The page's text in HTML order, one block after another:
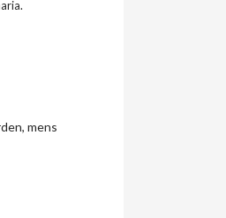
mens